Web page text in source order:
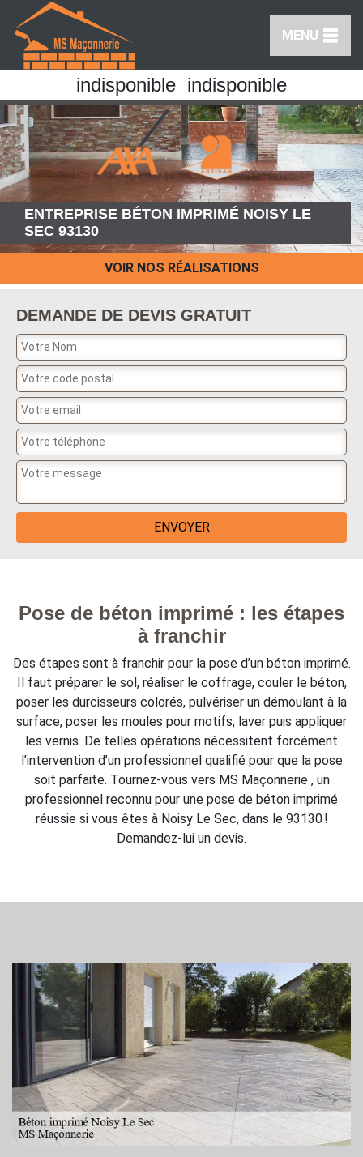
MENU
indisponible indisponible
ENTREPRISE BÉTON IMPRIMÉ NOISY LE
SEC 93130
VOIR NOS RÉALISATIONS
DEMANDE DE DEVIS GRATUIT
Pose de béton imprimé : les étapes
à franchir
Des étapes sont à franchir pour la pose d’un béton imprimé.
Il faut préparer le sol, réaliser le coffrage, couler le béton,
poser les durcisseurs colorés, pulvériser un démoulant à la
surface, poser les moules pour motifs, laver puis appliquer
les vernis. De telles opérations nécessitent forcément
l’intervention d’un professionnel qualifié pour que la pose
soit parfaite. Tournez-vous vers MS Maçonnerie , un
professionnel reconnu pour une pose de béton imprimé
réussie si vous êtes à Noisy Le Sec, dans le 93130 !
Demandez-lui un devis.